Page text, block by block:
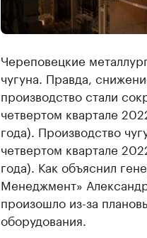
Череповецкие
чугуна. Правда,
производство стали
четвертом квартале
года). Производство
четвертом квартале
года). Как объяснил
Менеджмент»
произошло из-за
оборудования.